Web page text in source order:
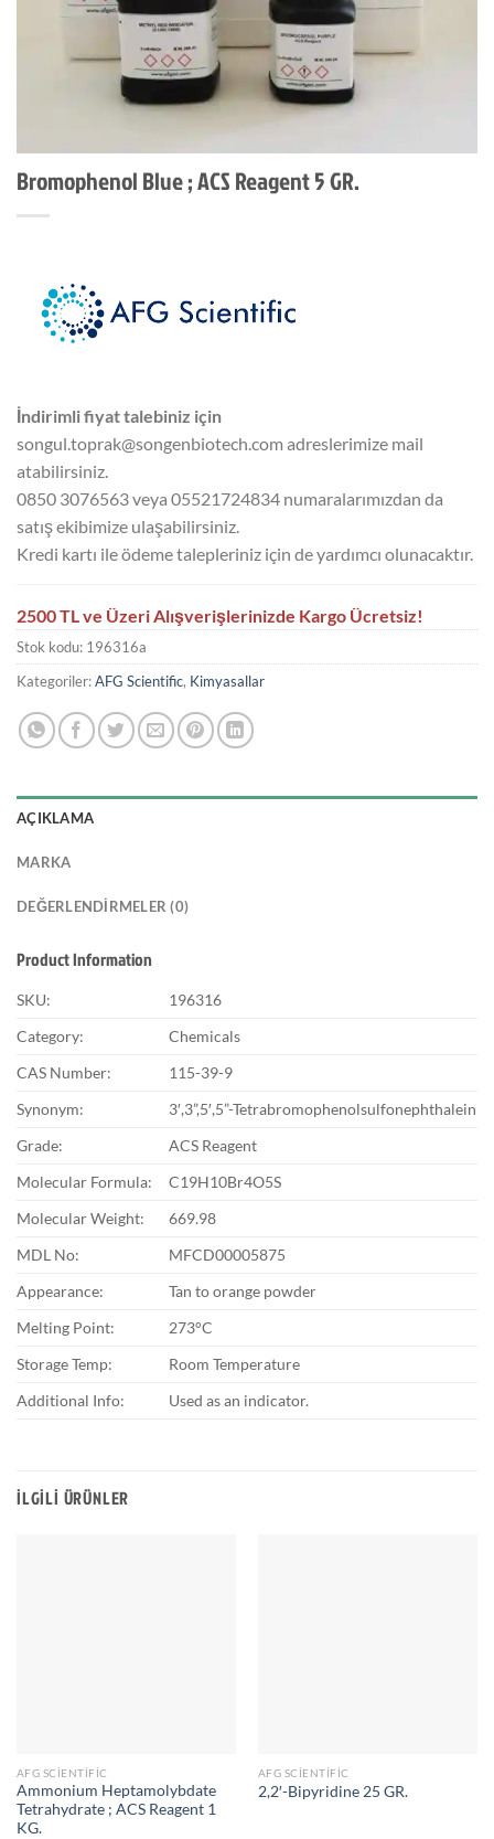
Bromophenol Blue ; ACS Reagent 5 GR.
İndirimli fiyat talebiniz için
songul.toprak@songenbiotech.com adreslerimize mail
atabilirsiniz.
0850 3076563 veya 05521724834 numaralarımızdan da
satış ekibimize ulaşabilirsiniz.
Kredi kartı ile ödeme talepleriniz için de yardımcı olunacaktır.
2500 TL ve Üzeri Alışverişlerinizde Kargo Ücretsiz!
Stok kodu: 196316a
Kategoriler:AFG Scientific, Kimyasallar
AÇIKLAMA
MARKA
DEĞERLENDIRMELER (0)
Product Information
SKU:
196316
Category:
Chemicals
CAS Number:
115-39-9
Synonym:
3′,3”,5′,5”-Tetrabromophenolsulfonephthalein
Grade:
ACS Reagent
Molecular Formula:
C19H10Br4O5S
Molecular Weight:
669.98
MDL No:
MFCD00005875
Appearance:
Tan to orange powder
Melting Point:
273°C
Storage Temp:
Room Temperature
Additional Info:
Used as an indicator.
İLGILI ÜRÜNLER
AFG SCIENTIFIC
Ammonium Heptamolybdate
Tetrahydrate ; ACS Reagent 1
KG.
AFG SCIENTIFIC
2,2′-Bipyridine 25 GR.